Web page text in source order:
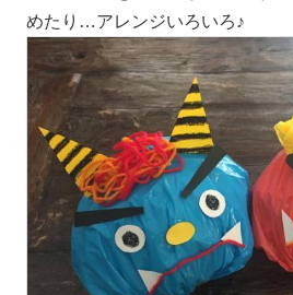
めたり…アレンジいろいろ♪